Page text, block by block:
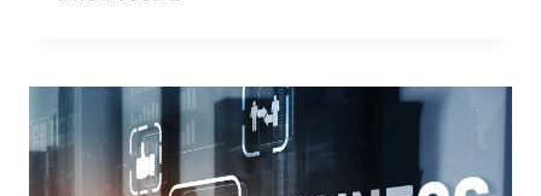
FINANCIÈRE